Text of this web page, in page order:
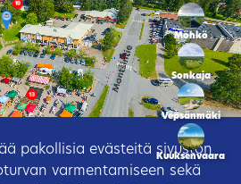
pakollisia evästeitä sivuston
varmentamiseen sekä
Möhkö
Sonkaja
Vepsänmäki
Kuuksenvaara
13
10